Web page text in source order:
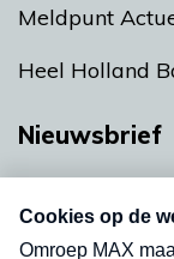
Meldpunt
Heel Holland
Nieuwsbrief
nieuwsbrief.
uw mailbox.